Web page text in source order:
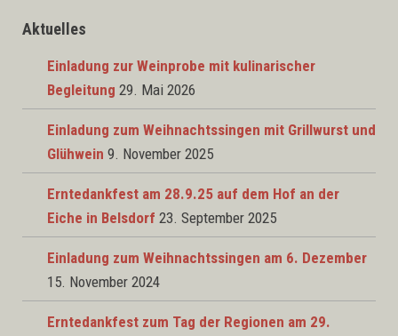
Aktuelles
Einladung zur Weinprobe mit kulinarischer
Begleitung 29. Mai 2026
Einladung zum Weihnachtssingen mit Grillwurst und
Glühwein 9. November 2025
Erntedankfest am 28.9.25 auf dem Hof an der
Eiche in Belsdorf 23. September 2025
Einladung zum Weihnachtssingen am 6. Dezember
15. November 2024
Erntedankfest zum Tag der Regionen am 29.